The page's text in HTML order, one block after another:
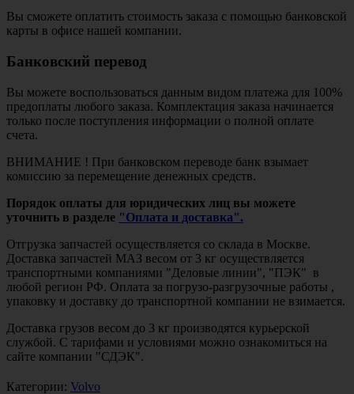
Вы сможете оплатить стоимость заказа с помощью банковской
карты в офисе нашей компании.
Банковский перевод
Вы можете воспользоваться данным видом платежа для 100%
предоплаты любого заказа. Комплектация заказа начинается
только после поступления информации о полной оплате
счета.
ВНИМАНИЕ ! При банковском переводе банк взымает
комиссию за перемещение денежных средств.
Порядок оплаты для юридических лиц вы можете
уточнить в разделе "Оплата и доставка".
Отгрузка запчастей осуществляется со склада в Москве.
Доставка запчастей МАЗ весом от 3 кг осуществляется
транспортными компаниями "Деловые линии", "ПЭК" в
любой регион РФ. Оплата за погрузо-разгрузочные работы ,
упаковку и доставку до транспортной компании не взимается.
Доставка грузов весом до 3 кг производятся курьерской
службой. С тарифами и условиями можно ознакомиться на
сайте компании "СДЭК".
Категории: Volvo